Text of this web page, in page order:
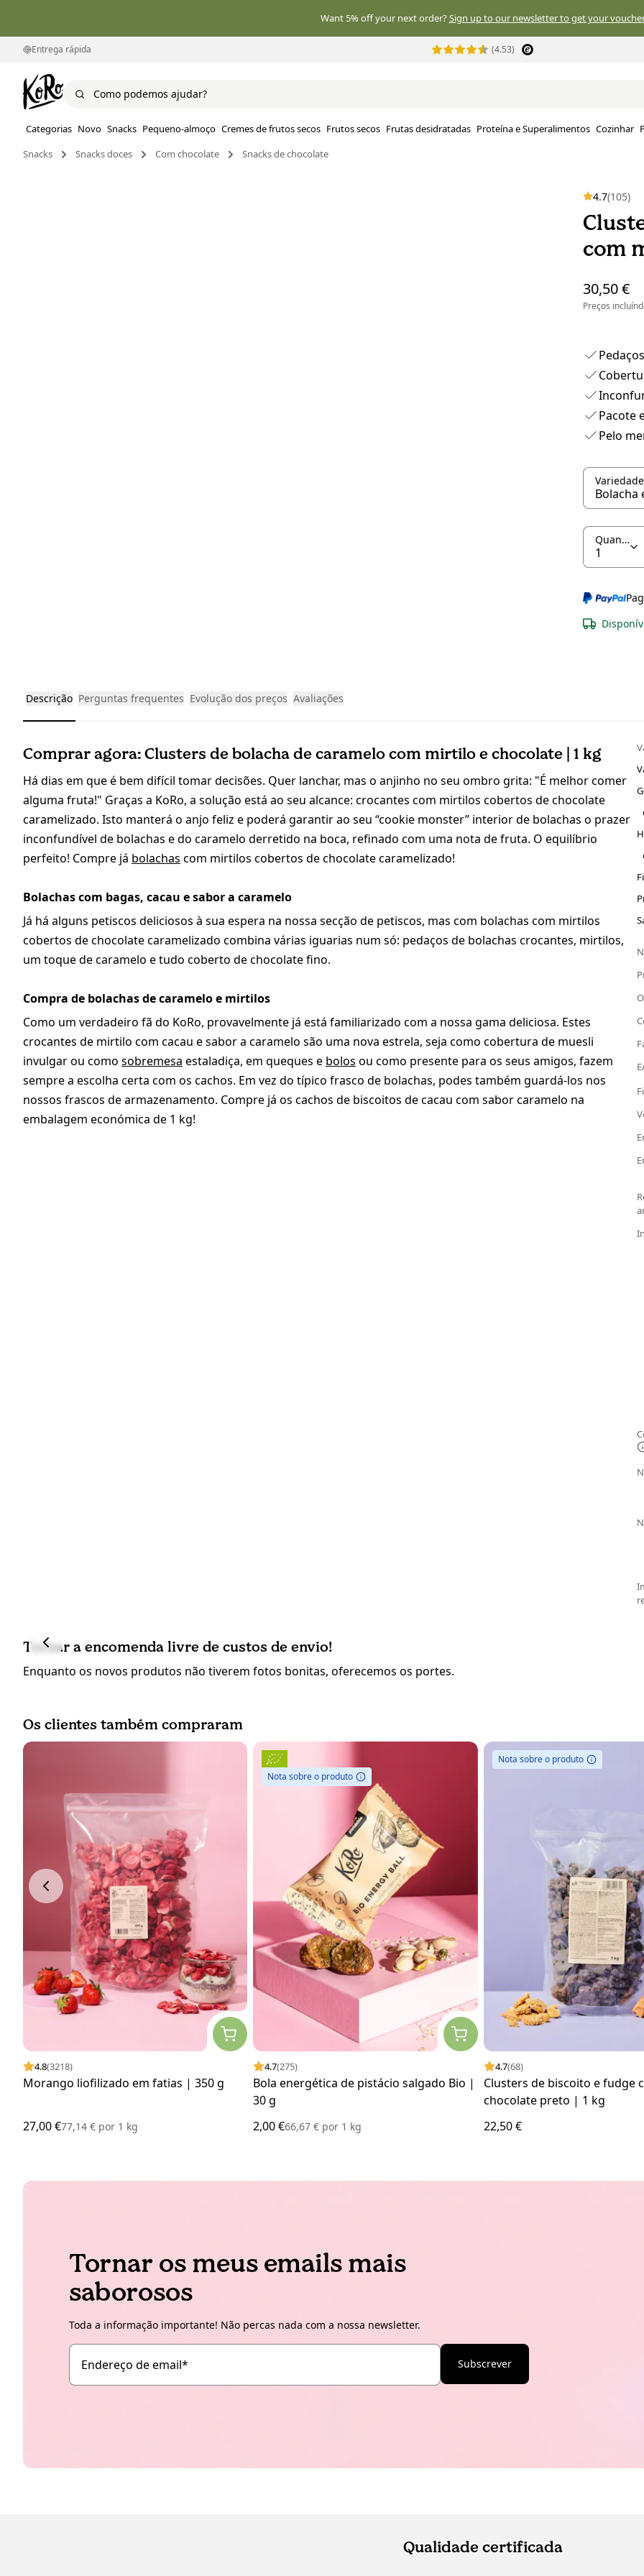
Want 5% off your next order?Sign up to our newsletter to get your
Entrega rápida (4.53)
Categorias Novo Snacks Pequeno-almoço Cremes de frutos secos Frutos secos Frutas desidratadas Proteína e Superalimentos Cozinhar
Snacks
Snacks doces Com chocolate Snacks de chocolate
4.7(105)
com
30,50 €
Preços
Pacote
Pelo
Variedade
Quantidade
Descrição Perguntas frequentes Evolução dos preços Avaliações
Comprar agora: Clusters de bolacha de caramelo com mirtilo e chocolate | 1 kg
Há dias em que é bem difícil tomar decisões. Quer lanchar, mas o anjinho no seu ombro grita: "É melhor comer
alguma fruta!" Graças a KoRo, a solução está ao seu alcance: crocantes com mirtilos cobertos de chocolate
caramelizado. Isto manterá o anjo feliz e poderá garantir ao seu “cookie monster” interior de bolachas o prazer
inconfundível de bolachas e do caramelo derretido na boca, refinado com uma nota de fruta. O equilíbrio
perfeito! Compre já bolachas com mirtilos cobertos de chocolate caramelizado!
Bolachas com bagas, cacau e sabor a caramelo
Já há alguns petiscos deliciosos à sua espera na nossa secção de petiscos, mas com bolachas com mirtilos
cobertos de chocolate caramelizado combina várias iguarias num só: pedaços de bolachas crocantes, mirtilos,
um toque de caramelo e tudo coberto de chocolate fino.
Compra de bolachas de caramelo e mirtilos
Como um verdadeiro fã do KoRo, provavelmente já está familiarizado com a nossa gama deliciosa. Estes
crocantes de mirtilo com cacau e sabor a caramelo são uma nova estrela, seja como cobertura de muesli
invulgar ou como sobremesa estaladiça, em queques e bolos ou como presente para os seus amigos, fazem
sempre a escolha certa com os cachos. Em vez do típico frasco de bolachas, podes também guardá-los nos
nossos frascos de armazenamento. Compre já os cachos de biscoitos de cacau com sabor caramelo na
embalagem económica de 1 kg!
Tornar a encomenda livre de custos de envio!
Enquanto os novos produtos não tiverem fotos bonitas, oferecemos os portes.
Os clientes também compraram
4.8(3218)
Morango liofilizado em fatias | 350 g
27,00 €77,14 € por 1 kg
Nota sobre o produto
4.7(275)
Bola energética de pistácio salgado Bio |
30 g
2,00 €66,67 € por 1 kg
Nota sobre o produto
4.7(68)
Clusters de biscoito e fudge
chocolate preto | 1 kg
22,50 €
Tornar os meus emails mais
saborosos
Toda a informação importante! Não percas nada com a nossa newsletter.
Endereço de email* Subscrever
Qualidade certificada